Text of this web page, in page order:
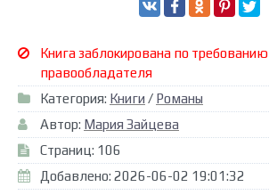
Книга заблокирована по требованию
правообладателя
Категория: Книги / Романы
Автор: Мария Зайцева
Страниц: 106
Добавлено: 2026-06-02 19:01:32